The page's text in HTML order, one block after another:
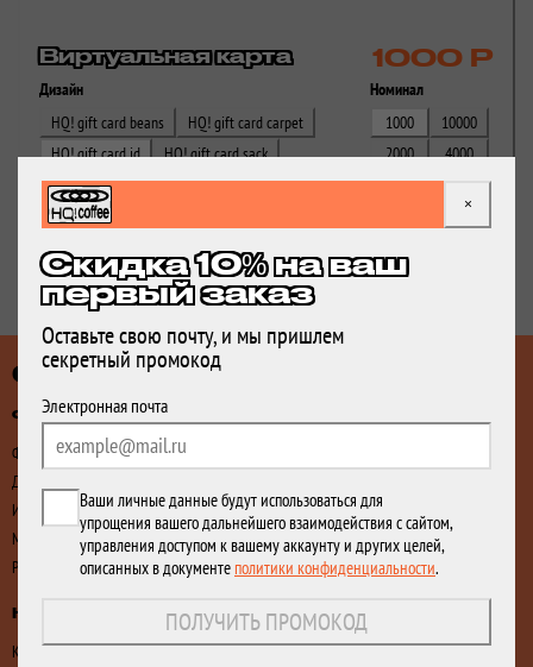
Виртуальная карта 1000 Р
Дизайн
HQ! gift card beans
HQ! gift card carpet
HQ! gift card id
HQ! gift card sack
Номинал
1000
10000
2000
4000
5000
Спешалти HQ! кофе
Фильтр-кофе
Фермент
Декаф
Инфьюзы
Мытый
Редкий
Regular
HQ! Страны
Кения
О нас
Наши вакансии
×
Скидка 10% на ваш
первый заказ
Оставьте свою почту, и мы пришлем
секретный промокод
Электронная почта
Ваши личные данные будут использоваться для
упрощения вашего дальнейшего взаимодействия с сайтом,
управления доступом к вашему аккаунту и других целей,
описанных в документе политики конфиденциальности.
ПОЛУЧИТЬ ПРОМОКОД
Спасибо!
Если на указанный email ранее не было
оформлено ни одного заказа, мы отправили
на него промокод на первую покупку.